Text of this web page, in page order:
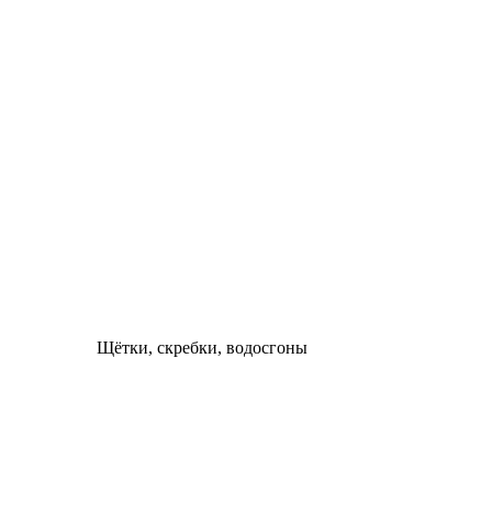
Щётки, скребки, водосгоны